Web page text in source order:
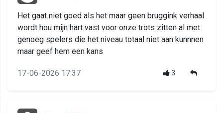
Het gaat niet goed als het maar geen bruggink verhaal
wordt hou mijn hart vast voor onze trots zitten al met
genoeg spelers die het niveau totaal niet aan kunnnen
maar geef hem een kans
17-06-2026 17:37 3